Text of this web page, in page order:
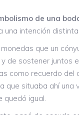
de una
una intención
que un
de sostener juntos
como recuerdo del
que situaba ahí
quedó igual.